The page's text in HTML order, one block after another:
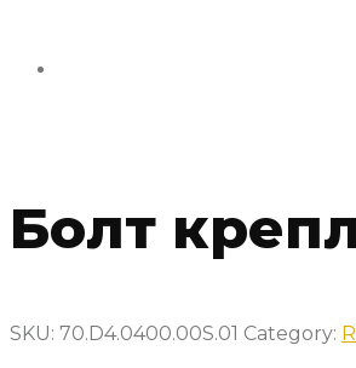
Болт
SKU: 70.D4.0400.00S.01 Category: